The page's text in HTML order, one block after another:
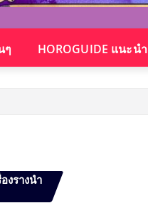
ๆ HOROGUIDE แนะนำ
งรางนำ